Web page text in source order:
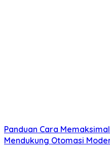
Panduan Cara
Mendukung Otomasi